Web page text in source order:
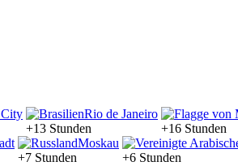
Rio de Janeiro
+13 Stunden
+16 Stunden
Moskau
+7 Stunden
+6 Stunden